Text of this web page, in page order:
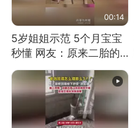
00:14
5岁姐姐示范 5个月宝宝
秒懂 网友：原来二胎的
快乐长这样